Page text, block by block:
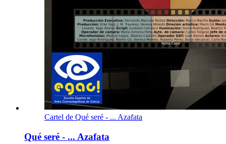
Cartel de Qué seré - ... Azafata
Qué seré - ... Azafata